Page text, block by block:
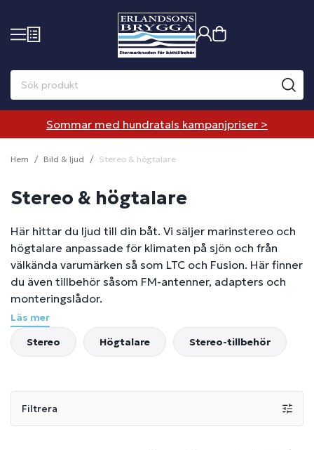
Sommar med hundratals kampanjpriser >
Hem Bild & ljud Stereo & högtalare
Stereo & högtalare
Här hittar du ljud till din båt. Vi säljer marinstereo och
högtalare anpassade för klimaten på sjön och från
välkända varumärken så som LTC och Fusion. Här finner
du även tillbehör såsom FM-antenner, adapters och
monteringslådor.
Läs mer
Stereo
Högtalare Stereo-tillbehör
Filtrera